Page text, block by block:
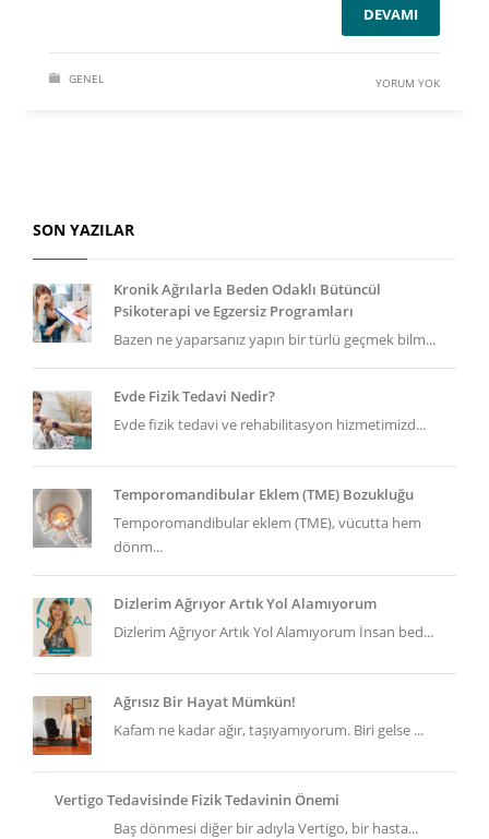
DEVAMI
GENEL YORUM YOK
SON YAZILAR
Kronik Ağrılarla Beden Odaklı Bütüncül
Psikoterapi ve Egzersiz Programları
Bazen ne yaparsanız yapın bir türlü geçmek bilm...
Evde Fizik Tedavi Nedir?
Evde fizik tedavi ve rehabilitasyon hizmetimizd...
Temporomandibular Eklem (TME) Bozukluğu
Temporomandibular eklem (TME), vücutta hem
dönm...
Dizlerim Ağrıyor Artık Yol Alamıyorum
Dizlerim Ağrıyor Artık Yol Alamıyorum İnsan bed...
Ağrısız Bir Hayat Mümkün!
Kafam ne kadar ağır, taşıyamıyorum. Biri gelse ...
Vertigo Tedavisinde Fizik Tedavinin Önemi
Baş dönmesi diğer bir adıyla Vertigo, bir hasta...